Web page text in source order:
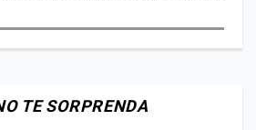
TE SORPRENDA